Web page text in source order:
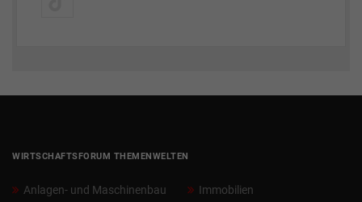
WIRTSCHAFTSFORUM THEMENWELTEN
Anlagen- und Maschinenbau
Immobilien